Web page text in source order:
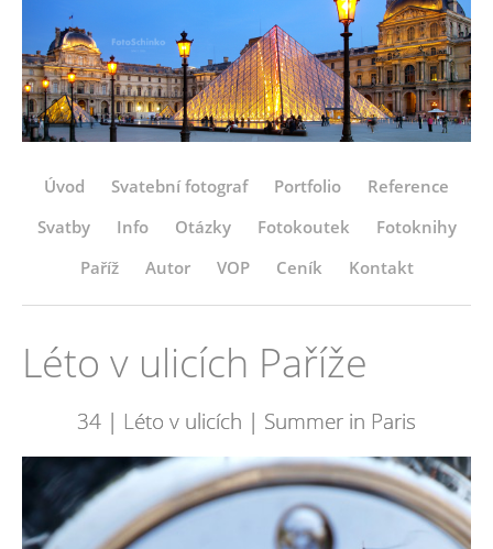
Úvod Svatební fotograf Portfolio
Reference
Svatby
Info Otázky Fotokoutek
Fotoknihy
Paříž
Autor VOP Ceník Kontakt
Léto v ulicích Paříže
34 | Léto v ulicích | Summer in Paris